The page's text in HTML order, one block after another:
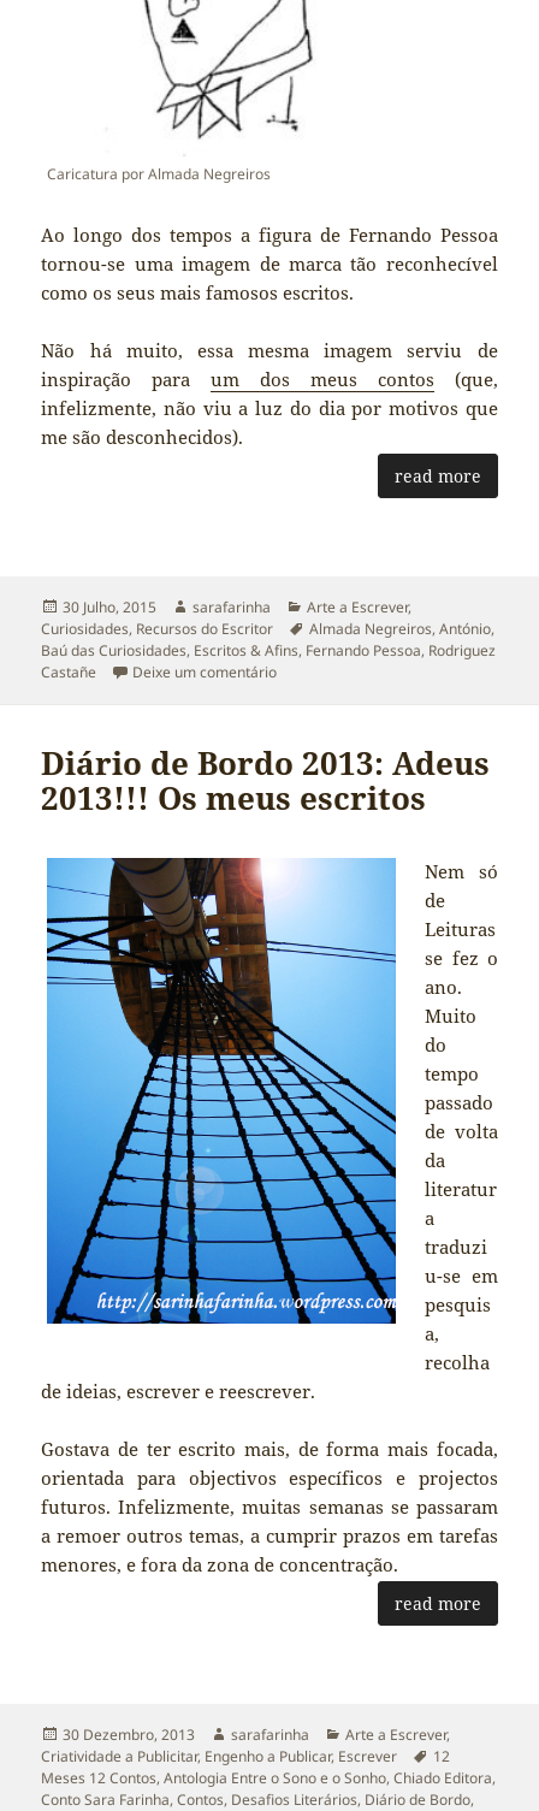
Caricatura por Almada Negreiros
Ao longo dos tempos a figura de Fernando Pessoa
tornou-se uma imagem de marca tão reconhecível
como os seus mais famosos escritos.
Não há muito, essa mesma imagem serviu de
inspiração paraum dos meus contos (que,
infelizmente, não viu a luz do dia por motivos que
me são desconhecidos).
read more
Publicado
a
30 Julho, 2015 Autor
sarafarinha Categorias
Arte a Escrever,
Curiosidades, Recursos do Escritor Etiquetas
Almada Negreiros,António,
Baú das Curiosidades, Escritos & Afins, Fernando Pessoa, Rodriguez
Castañe
Deixe um comentáriosobre Escritos & Afins: Baú das
Diário de Bordo 2013: Adeus
2013!!! Os meus escritos
Nem só
de
Leituras
se fez o
ano.
Muito
do
tempo
passado
de volta
da
literatur
a
traduzi
u-se em
pesquis
a,
recolha
de ideias, escrever e reescrever.
Gostava de ter escrito mais, de forma mais focada,
orientada para objectivos específicos e projectos
futuros. Infelizmente, muitas semanas se passaram
a remoer outros temas, a cumprir prazos em tarefas
menores, e fora da zona de concentração.
read more
Publicado
a
30 Dezembro, 2013 Autor
sarafarinha Categorias
Arte a Escrever,
Criatividade a Publicitar, Engenho a Publicar, Escrever Etiquetas
12
Meses 12 Contos,Antologia Entre o Sono e o Sonho,Chiado Editora,
Conto Sara Farinha,Contos, Desafios Literários, Diário de Bordo,